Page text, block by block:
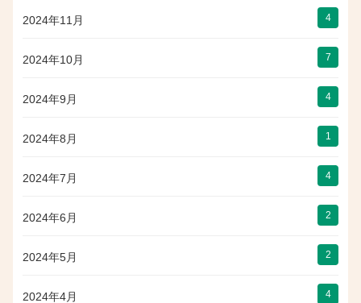
2024年11月 4
2024年10月 7
2024年9月 4
2024年8月 1
2024年7月 4
2024年6月 2
2024年5月 2
2024年4月 4